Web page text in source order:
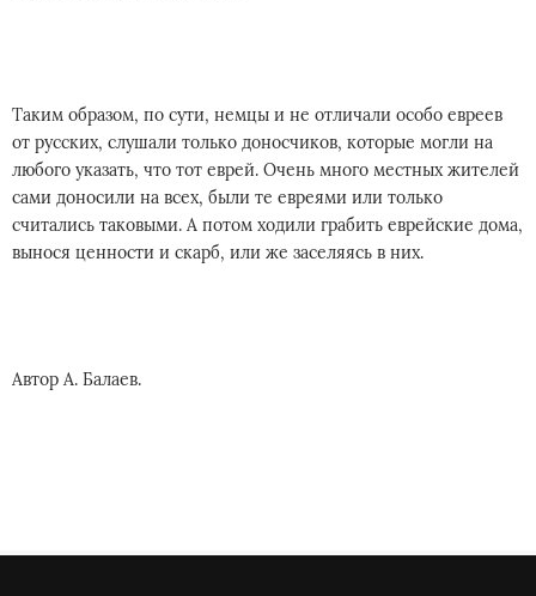
Таким образом, по сути, немцы и не отличали особо евреев
от русских, слушали только доносчиков, которые могли на
любого указать, что тот еврей. Очень много местных жителей
сами доносили на всех, были те евреями или только
считались таковыми. А потом ходили грабить еврейские дома,
вынося ценности и скарб, или же заселяясь в них.
Автор А. Балаев.